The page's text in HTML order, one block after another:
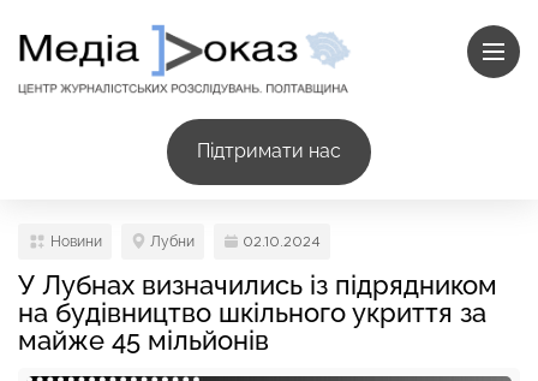
Підтримати нас
Новини Лубни 02.10.2024
У Лубнах визначились із підрядником
на будівництво шкільного укриття за
майже 45 мільйонів